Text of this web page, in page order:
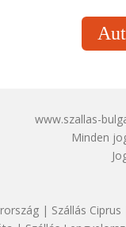
www.szallas-
Minden
| Szállás Ciprus